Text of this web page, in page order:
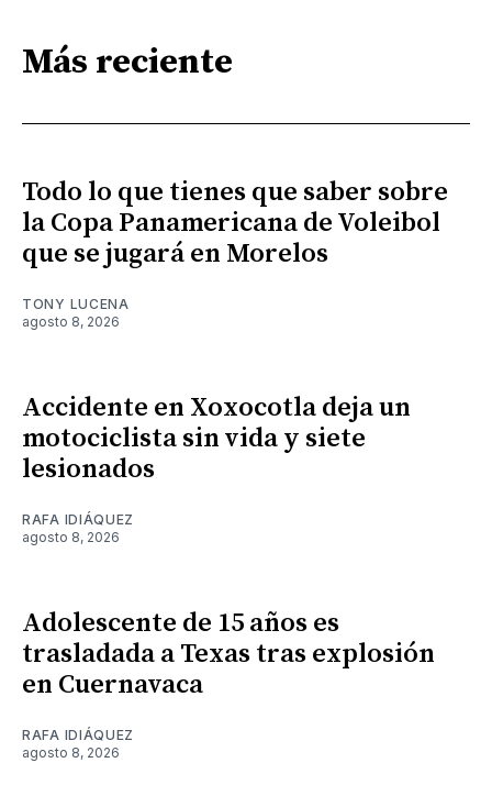
Más reciente
Todo lo que tienes que saber sobre
la Copa Panamericana de Voleibol
que se jugará en Morelos
TONY LUCENA
agosto 8, 2026
Accidente en Xoxocotla deja un
motociclista sin vida y siete
lesionados
RAFA IDIÁQUEZ
agosto 8, 2026
Adolescente de 15 años es
trasladada a Texas tras explosión
en Cuernavaca
RAFA IDIÁQUEZ
agosto 8, 2026